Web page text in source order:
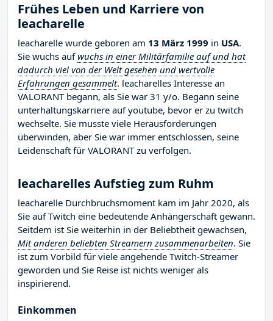
Frühes Leben und Karriere von
leacharelle
leacharelle wurde geboren am 13 März 1999 in USA.
Sie wuchs aufwuchs in einer Militärfamilie auf und hat
dadurch viel von der Welt gesehen und wertvolle
Erfahrungen gesammelt. leacharelles Interesse an
VALORANT begann, als Sie war 31 y/o. Begann seine
unterhaltungskarriere auf youtube, bevor er zu twitch
wechselte. Sie musste viele Herausforderungen
überwinden, aber Sie war immer entschlossen, seine
Leidenschaft für VALORANT zu verfolgen.
leacharelles Aufstieg zum Ruhm
leacharelle Durchbruchsmoment kam im Jahr 2020, als
Sie auf Twitch eine bedeutende Anhängerschaft gewann.
Seitdem ist Sie weiterhin in der Beliebtheit gewachsen,
Mit anderen beliebten Streamern zusammenarbeiten. Sie
ist zum Vorbild für viele angehende Twitch-Streamer
geworden und Sie Reise ist nichts weniger als
inspirierend.
Einkommen